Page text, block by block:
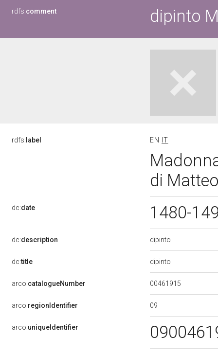
rdfs:comment dipinto
rdfs: label EN IT
di
dc:date 1480-
dc:description dipinto
dc:title dipinto
arco:catalogueNumber 00461915
arco:regionIdentifier 09
arco:uniqueIdentifier